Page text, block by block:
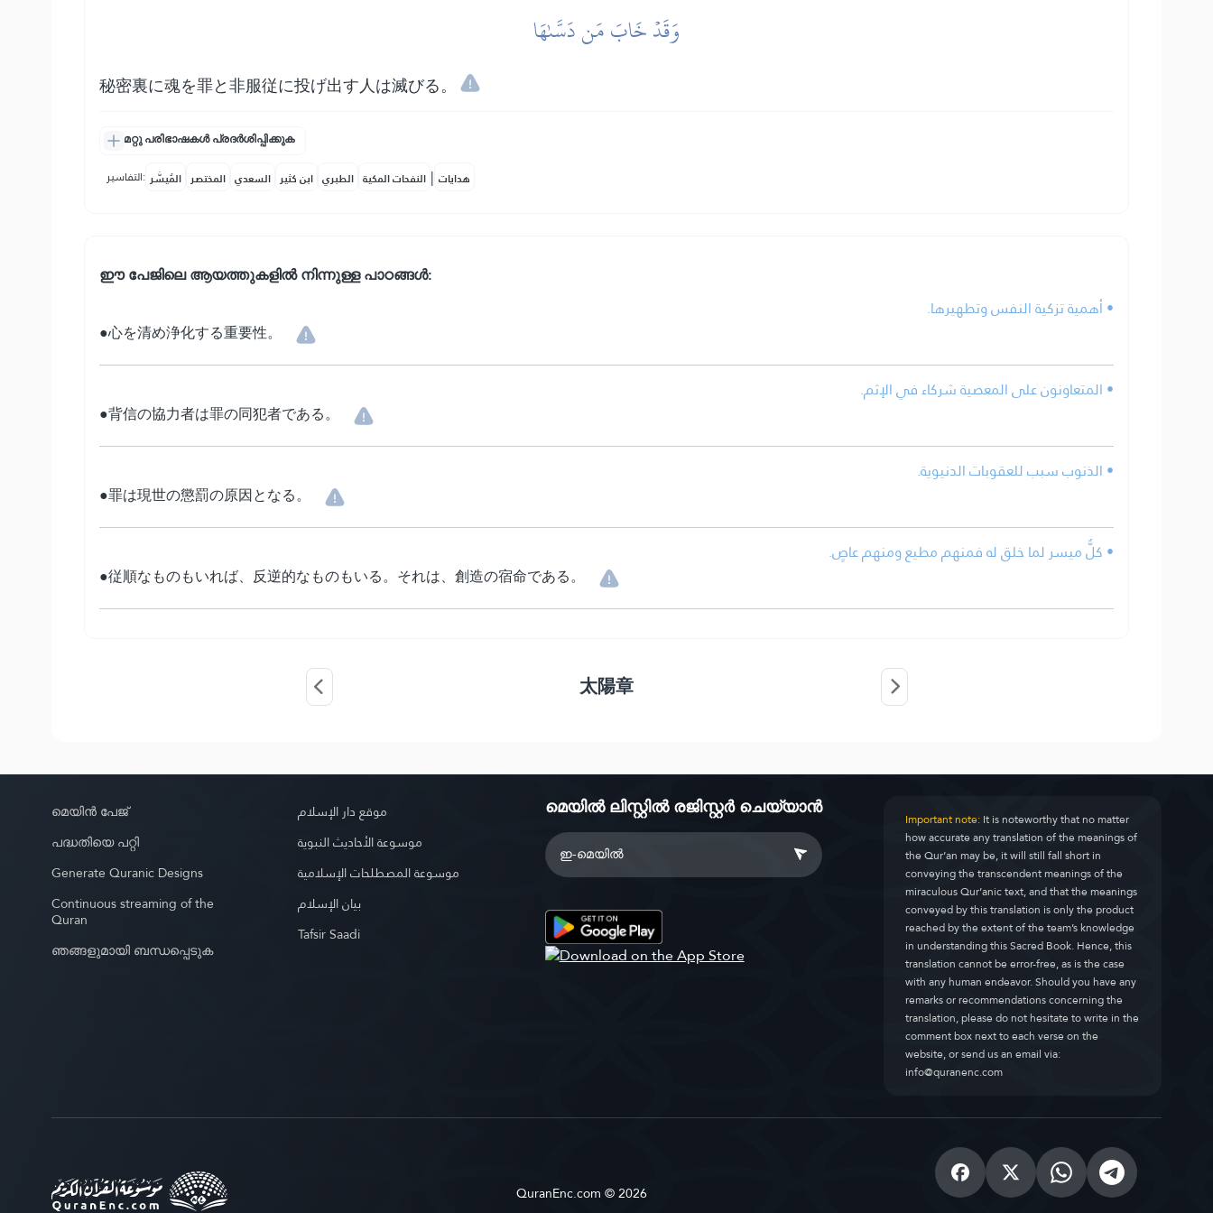
وَقَدۡ خَابَ مَن دَسَّىٰهَا
秘密裏に魂を罪と非服従に投げ出す人は滅びる。
മറ്റു പരിഭാഷകൾ പ്രദർശിപ്പിക്കുക
التفاسير: المُيسَّر المختصر السعدي ابن كثير الطبري النفحات المكية | هدايات
ഈ പേജിലെ ആയത്തുകളിൽ നിന്നുള്ള പാഠങ്ങൾ:
• أهمية تزكية النفس وتطهيرها.
●心を清め浄化する重要性。
• المتعاونون على المعصية شركاء في الإثم.
●背信の協力者は罪の同犯者である。
• الذنوب سبب للعقوبات الدنيوية.
●罪は現世の懲罰の原因となる。
• كلٌّ ميسر لما خلق له فمنهم مطيع ومنهم عاصٍ.
●従順なものもいれば、反逆的なものもいる。それは、創造の宿命である。
太陽章
മെയിൻ പേജ്
പദ്ധതിയെ പറ്റി
Generate Quranic Designs
Continuous streaming of the
Quran
ഞങ്ങളുമായി ബന്ധപ്പെടുക
موقع دار الإسلام
موسوعة الأحاديث النبوية
موسوعة المصطلحات الإسلامية
بيان الإسلام
Tafsir Saadi
മെയിൽ ലിസ്റ്റിൽ രജിസ്റ്റർ ചെയ്യാൻ Important note:It is noteworthy that no matter
how accurate any translation of the meanings of
the Qur’an may be, it will still fall short in
conveying the transcendent meanings of the
miraculous Qur’anic text, and that the meanings
conveyed by this translation is only the product
reached by the extent of the team’s knowledge
in understanding this Sacred Book. Hence, this
translation cannot be error-free, as is the case
with any human endeavor. Should you have any
remarks or recommendations concerning the
translation, please do not hesitate to write in the
comment box next to each verse on the
website, or send us an email via:
info@quranenc.com
QuranEnc.com © 2026